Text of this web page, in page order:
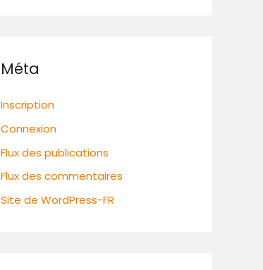
Méta
Inscription
Connexion
Flux des publications
Flux des commentaires
Site de WordPress-FR